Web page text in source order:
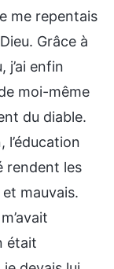
me repentais
Grâce à
j’ai enfin
moi-même
du diable.
l’éducation
rendent les
mauvais.
était